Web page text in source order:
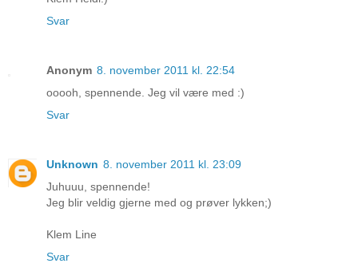
Svar
Anonym 8. november 2011 kl. 22:54
ooooh, spennende. Jeg vil være med :)
Svar
Unknown 8. november 2011 kl. 23:09
Juhuuu, spennende!
Jeg blir veldig gjerne med og prøver lykken;)
Klem Line
Svar